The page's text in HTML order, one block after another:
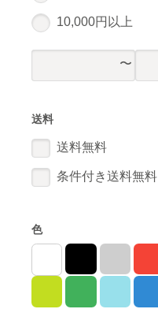
10,000円以上
送料
送料無料
条件付き送料無料
色